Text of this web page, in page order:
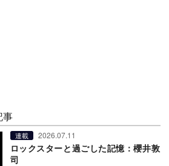
事
連載 2026.07.11
ロックスターと過ごした記憶：櫻井敦
司